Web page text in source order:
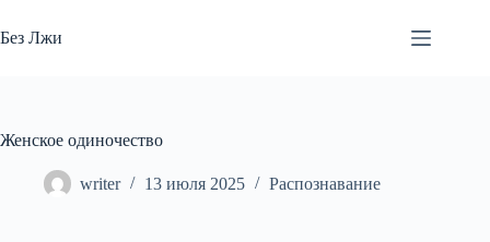
к
сути
Без Лжи
Женское одиночество
writer 13 июля 2025 Распознавание